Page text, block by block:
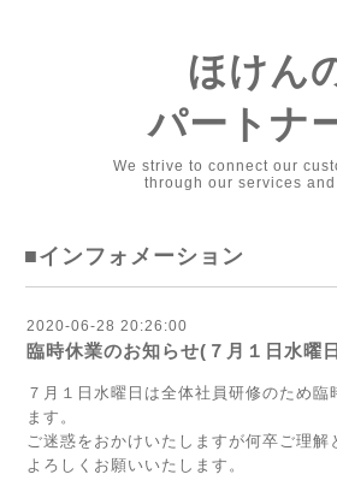
ほけん
パートナ
We strive to connect our
through our services
■インフォメーション
2020-06-28 20:26:00
臨時休業のお知らせ(７月１日水曜
７月１日水曜日は全体社員研修のため臨
ます。
ご迷惑をおかけいたしますが何卒ご理解
よろしくお願いいたします。